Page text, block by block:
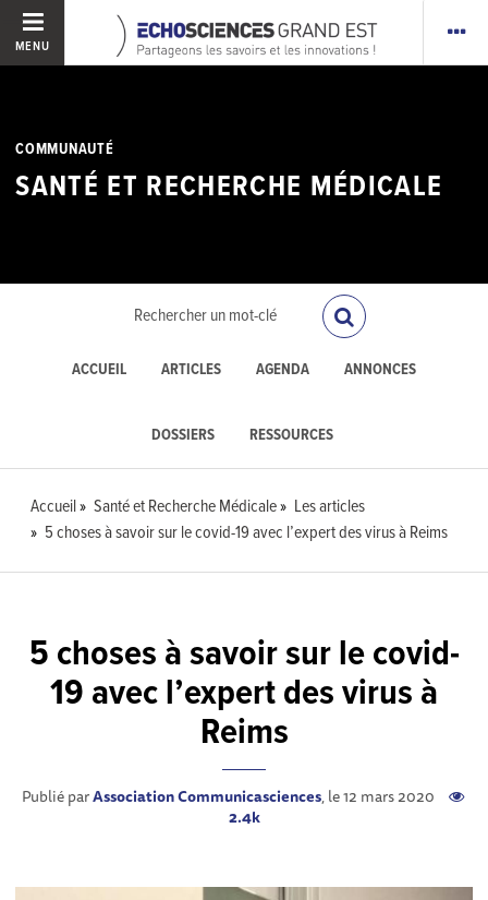
MENU
COMMUNAUTÉ
SANTÉ ET RECHERCHE MÉDICALE
ACCUEIL ARTICLES AGENDA ANNONCES
DOSSIERS RESSOURCES
Accueil Santé et Recherche Médicale
Les articles
5 choses à savoir sur le covid-19 avec l’expert des virus à Reims
5 choses à savoir sur le covid-
19 avec l’expert des virus à
Reims
Publié parAssociation Communicasciences, le 12 mars 2020
2.4k